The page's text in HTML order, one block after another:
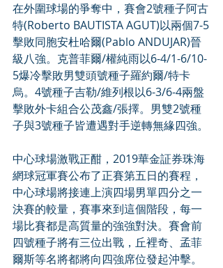
在外圍球場的爭奪中，賽會2號種子阿古
特(Roberto BAUTISTA AGUT)以兩個7-5
擊敗同胞安杜哈爾(Pablo ANDUJAR)晉
級八強。克普菲爾/權純雨以6-4/1-6/10-
5爆冷擊敗男雙頭號種子羅約爾/特卡
烏。4號種子吉勒/維列根以6-3/6-4兩盤
擊敗外卡組合公茂鑫/張擇。男雙2號種
子與3號種子皆遭遇對手逆轉無緣四強。
中心球場激戰正酣，2019華金証券珠海
網球冠軍賽公布了正賽第五日的賽程，
中心球場將接連上演四場男單四分之一
決賽的較量，賽事來到這個階段，每一
場比賽都是高質量的強強對決。賽會前
四號種子將有三位出戰，丘裡奇、孟菲
爾斯等名將都將向四強席位發起沖擊。